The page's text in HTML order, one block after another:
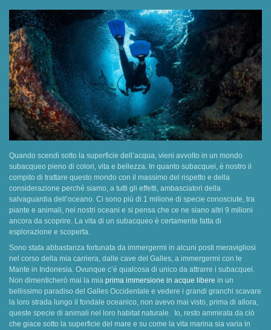
Quando scendi sotto la superficie dell’acqua, vieni avvolto in un mondo
subacqueo pieno di colori, vita e bellezza. In quanto subacquei, è nostro il
compito di trattare questo mondo con il massimo del rispetto e della
considerazione perché siamo, a tutti gli effetti, ambasciatori della
salvaguardia dell’oceano. Ci sono più di 1 milione di specie conosciute, tra
piante e animali, nei nostri oceani e si pensa che ce ne siano altri 9 milioni
ancora da scoprire. La vita di un subacqueo è certamente fatta di
esplorazione e scoperta.
Sono stata abbastanza fortunata da immergermi in alcuni posti meravigliosi
nel corso della mia carriera, dalle cave del Galles, a immergermi con le
Mante in Indonesia. Ovunque c’è qualcosa di unico da attrarre i subacquei.
Non dimenticherò mai la mia prima immersione in acque libere in un
bellissimo paradiso del Galles Occidentale e vedere i grandi granchi scavare
la loro strada lungo il fondale oceanico, non avevo mai visto, prima di allora,
queste specie di animali nel loro habitat naturale. Io, resto ammirata da ciò
che giace sotto la superficie del mare e su come la vita marina sia varia in